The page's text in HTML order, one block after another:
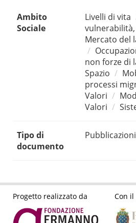
Ambito
Sociale
Livelli di vita
Mercato del
non forze di
Spazio
processi
Valori
Valori
Tipo di
documento
Progetto realizzato da Con